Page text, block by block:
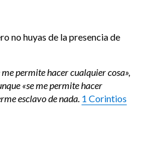
no huyas de la presencia de
me permite hacer cualquier cosa»,
«se me permite hacer
esclavo de nada. 1 Corintios